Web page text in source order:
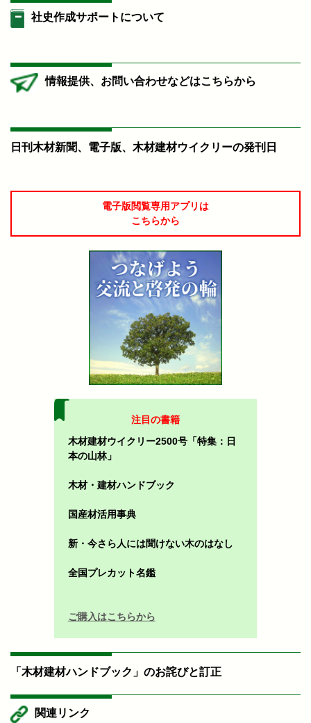
社史作成サポートについて
情報提供、お問い合わせなどはこちらから
日刊木材新聞、電子版、木材建材ウイクリーの発刊日
電子版閲覧専用アプリは
こちらから
注目の書籍
木材建材ウイクリー2500号「特集：日
本の山林」
木材・建材ハンドブック
国産材活用事典
新・今さら人には聞けない木のはなし
全国プレカット名鑑
ご購入はこちらから
「木材建材ハンドブック」のお詫びと訂正
関連リンク